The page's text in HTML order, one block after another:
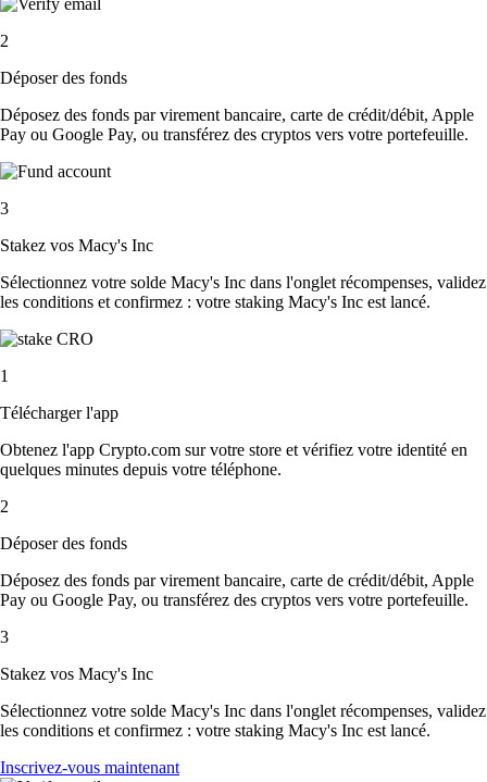
2
Déposer des fonds
Déposez des fonds par virement bancaire, carte de crédit/débit, Apple
Pay ou Google Pay, ou transférez des cryptos vers votre portefeuille.
3
Stakez vos Macy's Inc
Sélectionnez votre solde Macy's Inc dans l'onglet récompenses, validez
les conditions et confirmez : votre staking Macy's Inc est lancé.
1
Télécharger l'app
Obtenez l'app Crypto.com sur votre store et vérifiez votre identité en
quelques minutes depuis votre téléphone.
2
Déposer des fonds
Déposez des fonds par virement bancaire, carte de crédit/débit, Apple
Pay ou Google Pay, ou transférez des cryptos vers votre portefeuille.
3
Stakez vos Macy's Inc
Sélectionnez votre solde Macy's Inc dans l'onglet récompenses, validez
les conditions et confirmez : votre staking Macy's Inc est lancé.
Inscrivez-vous maintenant